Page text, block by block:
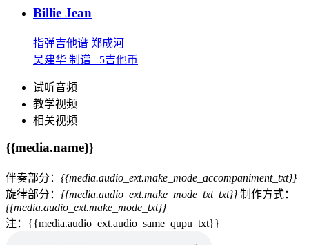
Billie Jean
指弹吉他谱 郑成河
吴建华 制谱 5吉他币
试听音频
教学视频
相关视频
{{media.name}}
伴奏部分： {{media.audio_ext.make_mode_accompaniment_txt}}
旋律部分： {{media.audio_ext.make_mode_txt_txt}} 制作方式：
{{media.audio_ext.make_mode_txt}}
注：{{media.audio_ext.audio_same_qupu_txt}}